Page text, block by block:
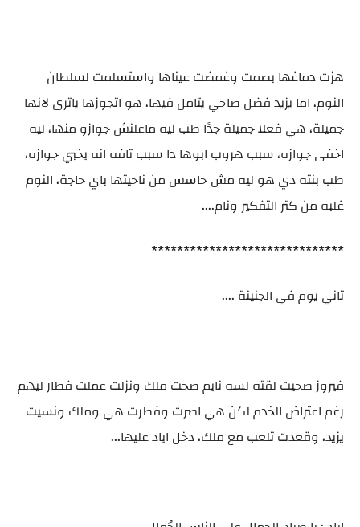
هزت دماغها بصمت وغمضت عيناها واستسلمت لسلطان
النوم، اما يزيد فضل صاحي يتامل فيها، هو اتجوزها ياترى لانها
جميلة، هي فعلا جميلة جدًا طب ليه ماعلنش جوازو منها، ليه
اخفى جوازه، سبب هروب ابوها دا سبب تافه انه يخبي جوازه،
طب بنته دي هو ليه مش حاسس من ناحيتها باي حاجة، النوم
غلبه من كتر التفكير ونام....
******************************
تاني يوم في الجنينة ....
فيروز صحيت لقته لسه نايم صحت ملك ونزلت عملت فطار ليهم
رغم اعتراض الخدم لكن هي اصرت وفطرت هي وملك ونسيت
يزيد، وقعدت تلعب مع ملك، دخل اياد عليها...